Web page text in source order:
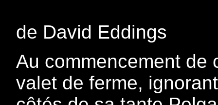
de David Eddings
Au commencement de
valet de ferme,